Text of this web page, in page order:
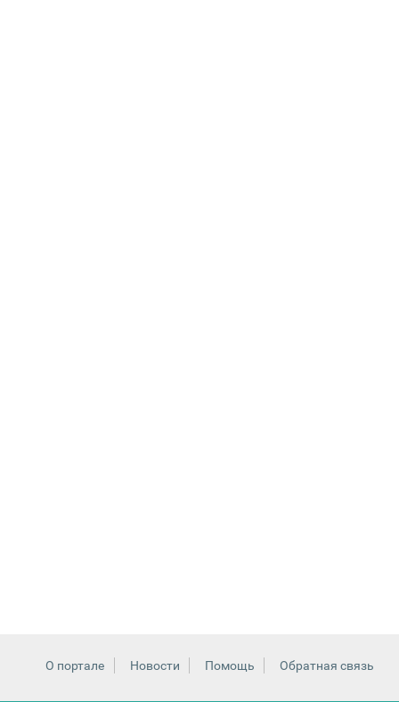
О портале Новости Помощь Обратная связь